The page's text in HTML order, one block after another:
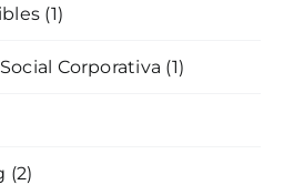
(1)
Corporativa (1)
(2)